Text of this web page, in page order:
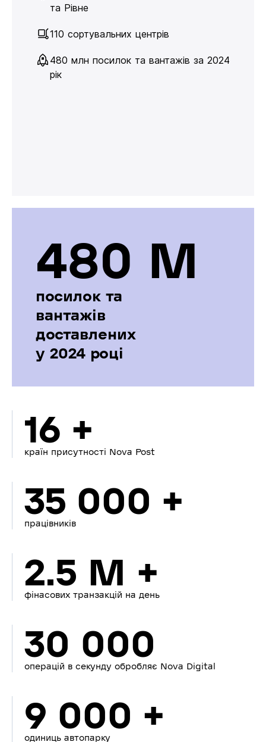
та Рівне
110 сортувальних центрів
480 млн посилок та вантажів за 2024
рік
480 М
посилок та
вантажів
доставлених
у 2024 році
16 +
країн присутності Nova Post
35 000 +
працівників
2.5 M +
фінасових транзакцій на день
30 000
операцій в секунду обробляє Nova Digital
9 000 +
одиниць автопарку